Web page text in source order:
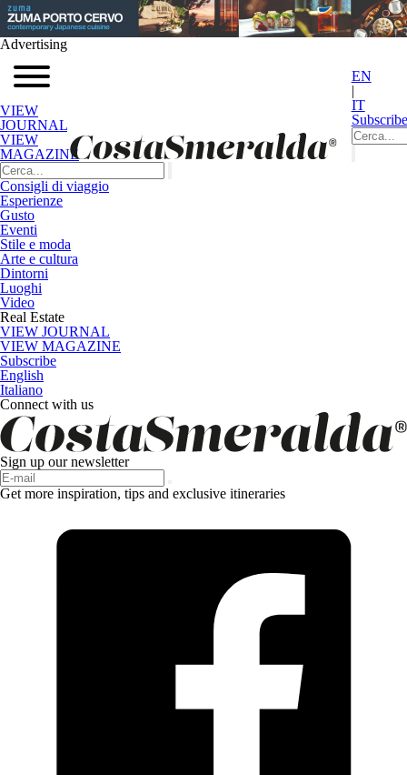
Advertising
VIEW
JOURNAL
VIEW
MAGAZINE
EN
|
IT
Subscribe
Consigli di viaggio
Esperienze
Gusto
Eventi
Stile e moda
Arte e cultura
Dintorni
Luoghi
Video
Real Estate
VIEW JOURNAL
VIEW MAGAZINE
Subscribe
English
Italiano
Connect with us
Sign up our newsletter
Get more inspiration, tips and exclusive itineraries